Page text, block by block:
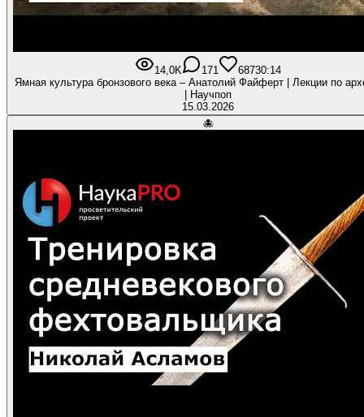
14,0K 171 68730:14
Ямная культура бронзового века – Анатолий Файферт | Лекции по
| Научпоп
15.03.2026
🐙